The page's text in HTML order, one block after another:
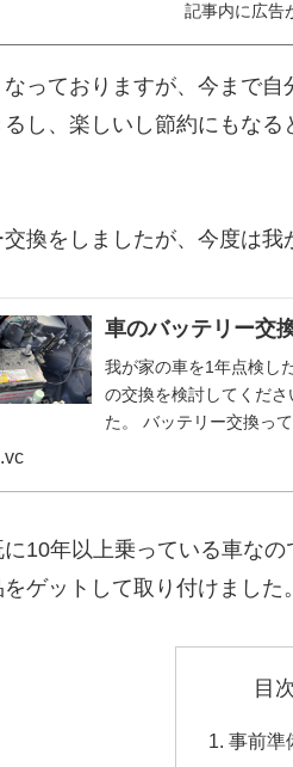
記事内に広告
っておりますが、今まで
し、楽しいし節約にもな
換をしましたが、今度は我
車のバッテリー交
我が家の車を1年点検し
の交換を検討してくだ
た。 バッテリー交換っ
10年以上乗っている車な
ゲットして取り付けました。
目次
事前準